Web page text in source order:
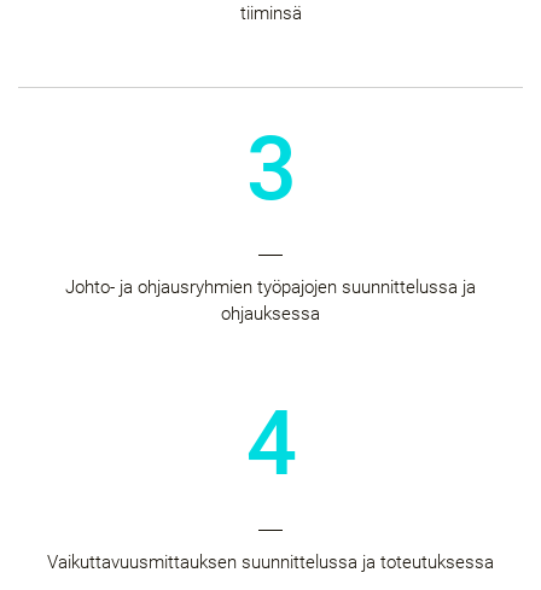
tiiminsä​
3
Johto- ja ohjausryhmien työpajojen suunnittelussa ja
ohjauksessa​
4
Vaikuttavuusmittauksen suunnittelussa ja toteutuksessa​